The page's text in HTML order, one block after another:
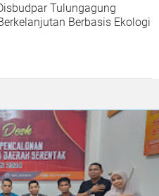
Tulungagung
Berbasis Ekologi